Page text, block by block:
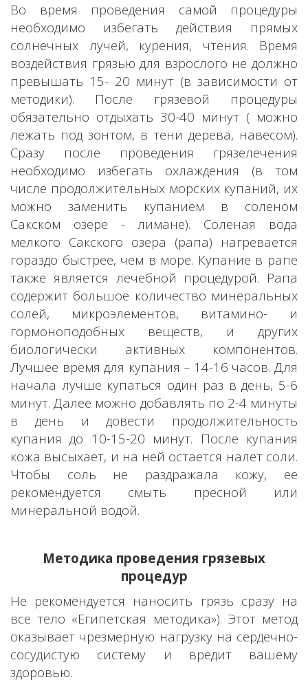
Во время проведения самой процедуры
необходимо избегать действия прямых
солнечных лучей, курения, чтения. Время
воздействия грязью для взрослого не должно
превышать 15- 20 минут (в зависимости от
методики). После грязевой процедуры
обязательно отдыхать 30-40 минут ( можно
лежать под зонтом, в тени дерева, навесом).
Сразу после проведения грязелечения
необходимо избегать охлаждения (в том
числе продолжительных морских купаний, их
можно заменить купанием в соленом
Сакском озере - лимане). Соленая вода
мелкого Сакского озера (рапа) нагревается
гораздо быстрее, чем в море. Купание в рапе
также является лечебной процедурой. Рапа
содержит большое количество минеральных
солей, микроэлементов, витамино- и
гормоноподобных веществ, и других
биологически активных компонентов.
Лучшее время для купания – 14-16 часов. Для
начала лучше купаться один раз в день, 5-6
минут. Далее можно добавлять по 2-4 минуты
в день и довести продолжительность
купания до 10-15-20 минут. После купания
кожа высыхает, и на ней остается налет соли.
Чтобы соль не раздражала кожу, ее
рекомендуется смыть пресной или
минеральной водой.
Методика проведения грязевых
процедур
Не рекомендуется наносить грязь сразу на
все тело «Египетская методика»). Этот метод
оказывает чрезмерную нагрузку на сердечно-
сосудистую систему и вредит вашему
здоровью.